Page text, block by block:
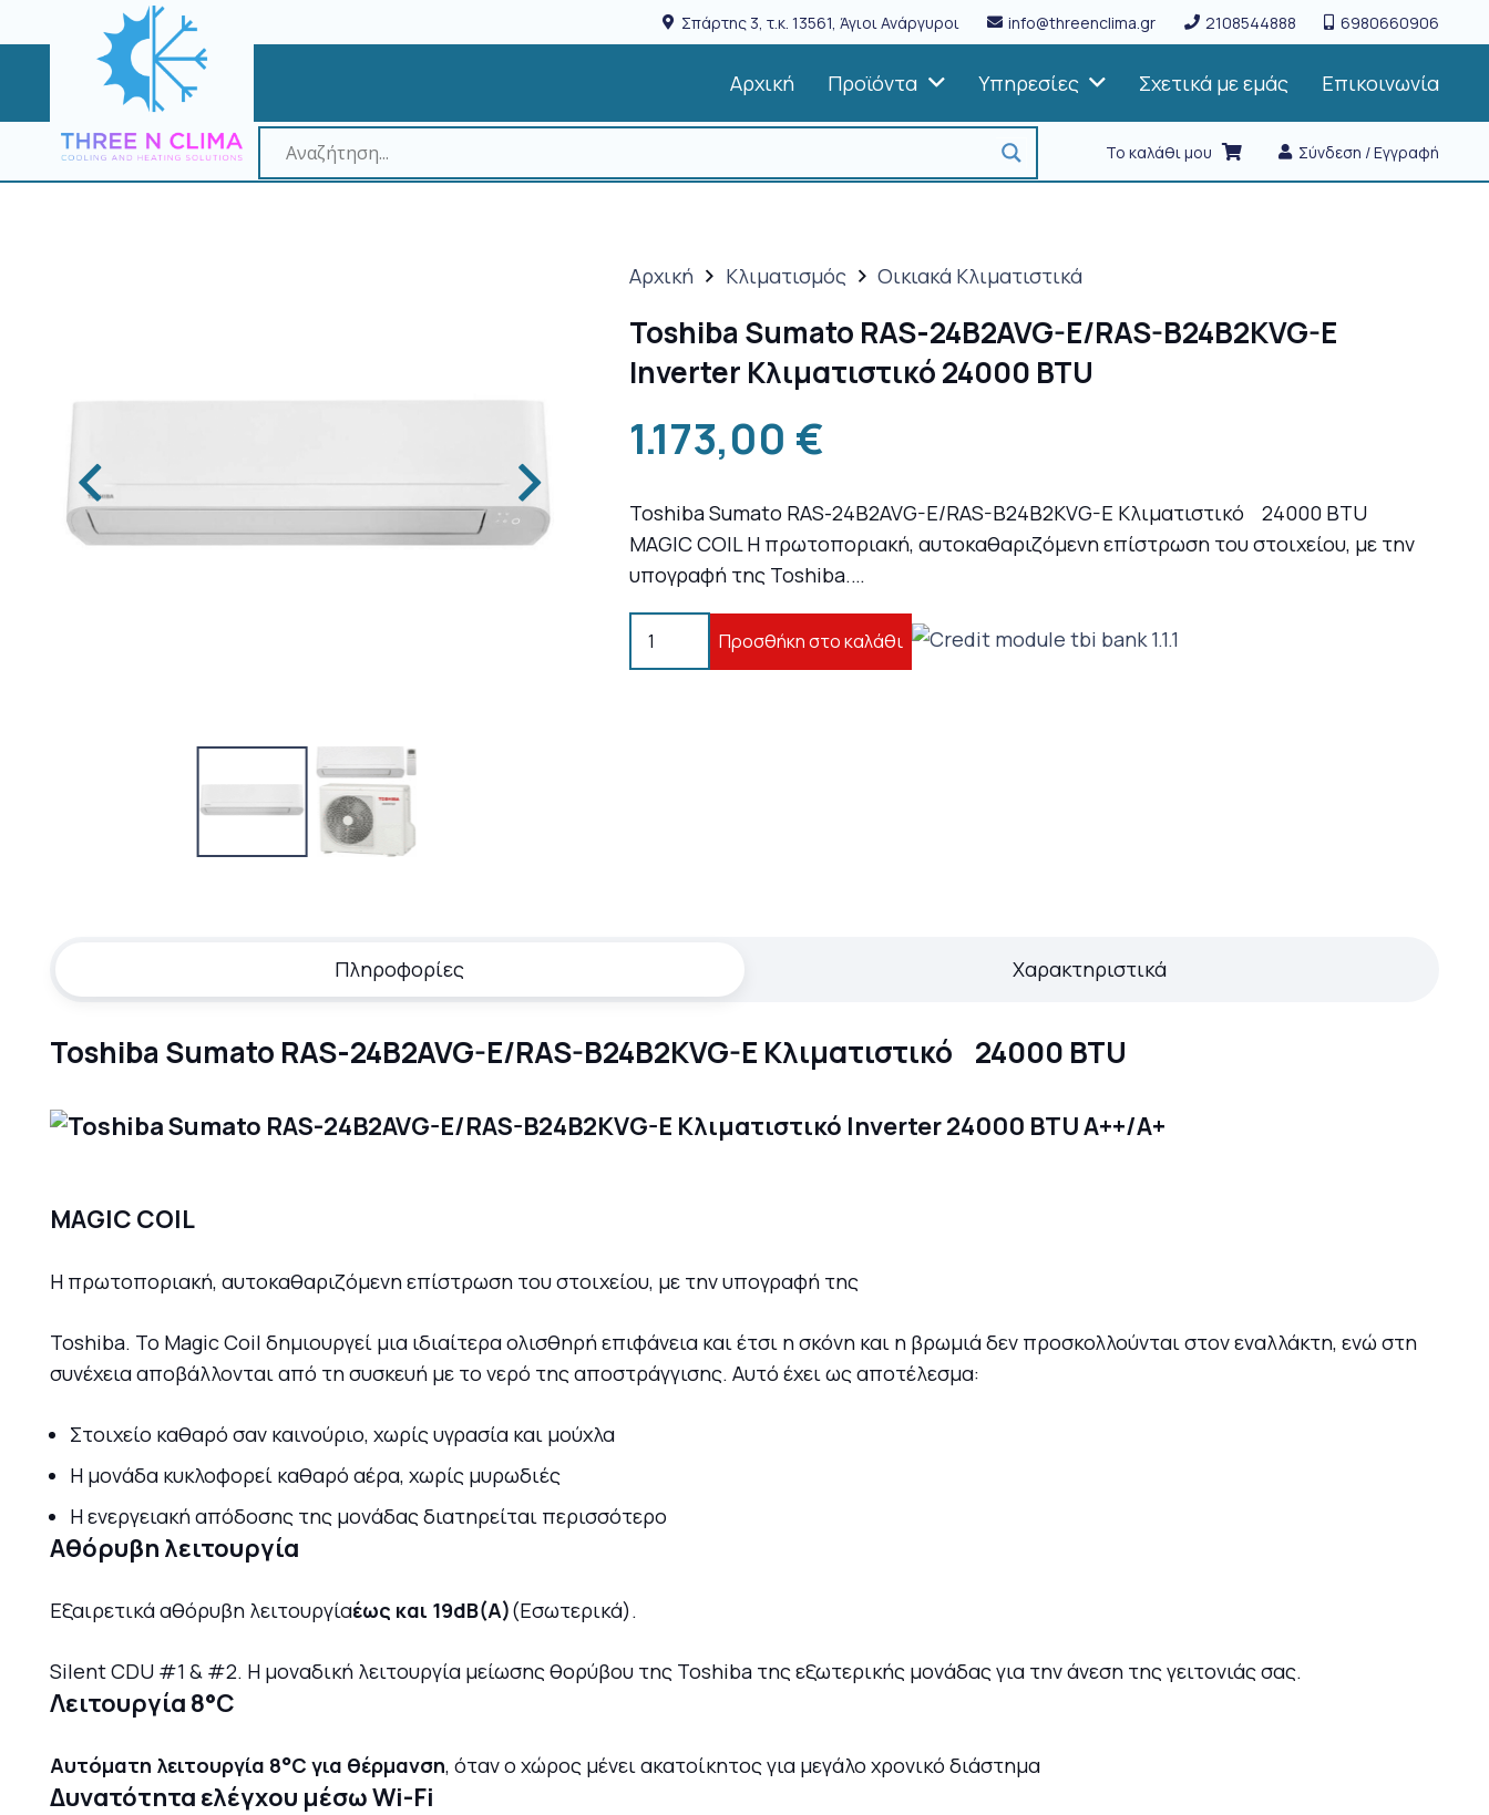
Σπάρτης 3, τ.κ. 13561, Άγιοι Ανάργυροι info@threenclima.gr 2108544888 6980660906
Αρχική Προϊόντα Υπηρεσίες Σχετικά με εμάς Επικοινωνία
Το καλάθι μου Σύνδεση / Εγγραφή
Αρχική Κλιματισμός Οικιακά Κλιματιστικά
Toshiba Sumato RAS-24B2AVG-E/RAS-B24B2KVG-E
Inverter Κλιματιστικό 24000 BTU
1.173,00 €
Toshiba Sumato RAS-24B2AVG-E/RAS-B24B2KVG-E Κλιματιστικό 24000 BTU
MAGIC COIL Η πρωτοποριακή, αυτοκαθαριζόμενη επίστρωση του στοιχείου, με την
υπογραφή της Toshiba.…
Προσθήκη στο καλάθι
Πληροφορίες Χαρακτηριστικά
Toshiba Sumato RAS-24B2AVG-E/RAS-B24B2KVG-E Κλιματιστικό 24000 BTU
MAGIC COIL
Η πρωτοποριακή, αυτοκαθαριζόμενη επίστρωση του στοιχείου, με την υπογραφή της
Toshiba. Το Magic Coil δημιουργεί μια ιδιαίτερα ολισθηρή επιφάνεια και έτσι η σκόνη και η βρωμιά δεν προσκολλούνται στον εναλλάκτη, ενώ στη
συνέχεια αποβάλλονται από τη συσκευή με το νερό της αποστράγγισης. Αυτό έχει ως αποτέλεσμα:
Στοιχείο καθαρό σαν καινούριο, χωρίς υγρασία και μούχλα
H μονάδα κυκλοφορεί καθαρό αέρα, χωρίς μυρωδιές
Η ενεργειακή απόδοσης της μονάδας διατηρείται περισσότερο
Αθόρυβη λειτουργία
Εξαιρετικά αθόρυβη λειτουργίαέως και 19dB(A)(Εσωτερικά).
Silent CDU #1 & #2. Η μοναδική λειτουργία μείωσης θορύβου της Toshiba της εξωτερικής μονάδας για την άνεση της γειτονιάς σας.
Λειτουργία 8°C
Αυτόματη λειτουργία 8°C για θέρμανση, όταν ο χώρος μένει ακατοίκητος για μεγάλο χρονικό διάστημα
Δυνατότητα ελέγχου μέσω Wi-Fi